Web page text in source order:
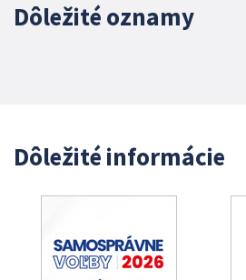
Dôležité oznamy
Dôležité informácie